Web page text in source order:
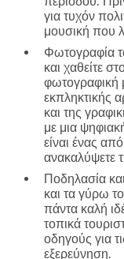
για τυχόν
μουσική που
Φωτογραφία
και χαθείτε
εκπληκτικής
και της
με μια
είναι ένας
ανακαλύψετε
Ποδηλασία
και τα γύρω
πάντα καλή
τοπικά
οδηγούς για
εξερεύνηση.